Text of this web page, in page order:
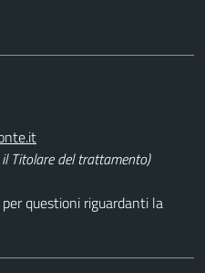
Titolare del trattamento)
questioni riguardanti la